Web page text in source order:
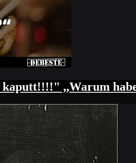
,,Warum